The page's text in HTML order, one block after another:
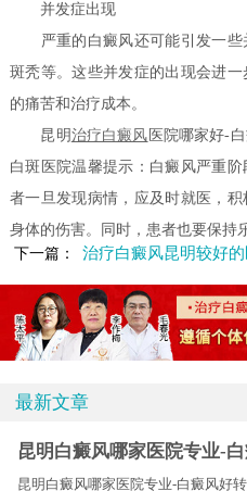
并发症出现
严重的白癜风还可能引发一些
斑秃等。这些并发症的出现会进
的痛苦和治疗成本。
昆明治疗白癜风 医院哪家好-
白斑医院温馨提示：白癜风严重
者一旦发现病情，应及时就医，
身体的伤害。同时，患者也要保持
下一篇：
治疗白癜风昆明较好的医
最新文章
昆明白癜风哪家医院专业-
昆明白癜风哪家医院专业-白癜风好